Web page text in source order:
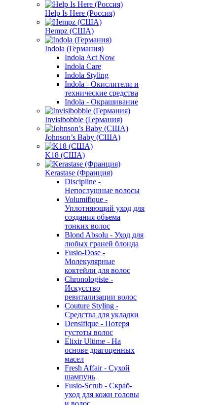
Help Is Here (Россия)
Hempz (США)
Indola (Германия)
Indola Act Now
Indola Care
Indola Styling
Indola - Окислители и
технические средства
Indola - Окрашивание
Invisibobble (Германия)
Johnson’s Baby (США)
K18 (США)
Kerastase (Франция)
Discipline -
Непослушные волосы
Volumifique -
Уплотняющий уход для
создания объема
тонких волос
Blond Absolu - Уход для
любых граней блонда
Fusio-Dose -
Молекулярные
коктейли для волос
Chronologiste -
Искусство
ревитализации волос
Couture Styling -
Средства для укладки
Densifique - Потеря
густоты волос
Elixir Ultime - На
основе драгоценных
масел
Fresh Affair - Сухой
шампунь
Fusio-Scrub - Скраб-
уход для кожи головы
и волос